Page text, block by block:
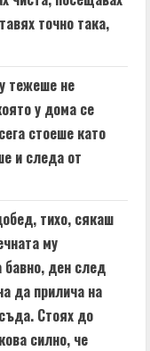
точно така,
тежеше не
у дома се
стоеше като
и следа от
тихо, сякаш
му
бавно, ден след
да прилича на
Стоях до
силно, че